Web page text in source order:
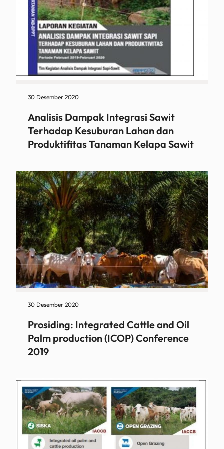
30 Desember 2020
Analisis Dampak Integrasi Sawit
Terhadap Kesuburan Lahan dan
Produktifitas Tanaman Kelapa Sawit
30 Desember 2020
Prosiding: Integrated Cattle and Oil
Palm production (ICOP) Conference
2019